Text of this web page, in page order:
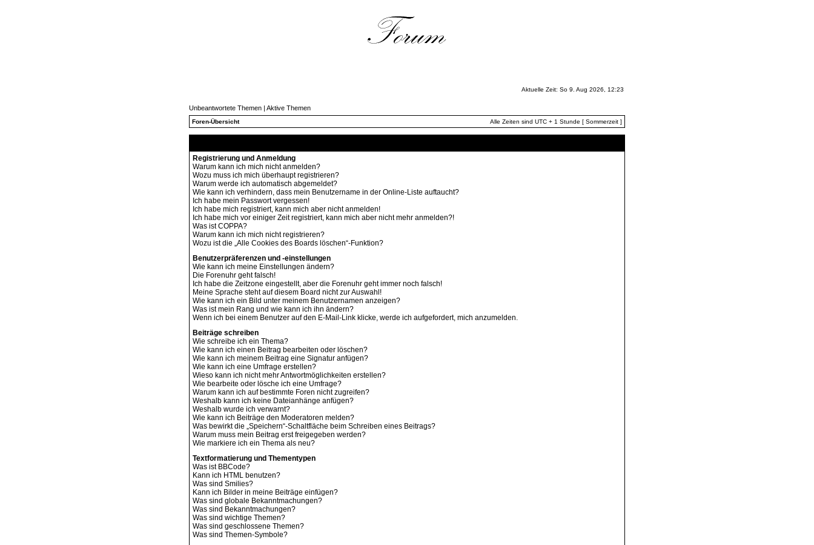
Aktuelle Zeit: So 9. Aug 2026, 12:23
Unbeantwortete Themen | Aktive Themen
Foren-Übersicht Alle Zeiten sind UTC + 1 Stunde [ Sommerzeit ]
Registrierung und Anmeldung
Warum kann ich mich nicht anmelden?
Wozu muss ich mich überhaupt registrieren?
Warum werde ich automatisch abgemeldet?
Wie kann ich verhindern, dass mein Benutzername in der Online-Liste auftaucht?
Ich habe mein Passwort vergessen!
Ich habe mich registriert, kann mich aber nicht anmelden!
Ich habe mich vor einiger Zeit registriert, kann mich aber nicht mehr anmelden?!
Was ist COPPA?
Warum kann ich mich nicht registrieren?
Wozu ist die „Alle Cookies des Boards löschen“-Funktion?
Benutzerpräferenzen und -einstellungen
Wie kann ich meine Einstellungen ändern?
Die Forenuhr geht falsch!
Ich habe die Zeitzone eingestellt, aber die Forenuhr geht immer noch falsch!
Meine Sprache steht auf diesem Board nicht zur Auswahl!
Wie kann ich ein Bild unter meinem Benutzernamen anzeigen?
Was ist mein Rang und wie kann ich ihn ändern?
Wenn ich bei einem Benutzer auf den E-Mail-Link klicke, werde ich aufgefordert, mich anzumelden.
Beiträge schreiben
Wie schreibe ich ein Thema?
Wie kann ich einen Beitrag bearbeiten oder löschen?
Wie kann ich meinem Beitrag eine Signatur anfügen?
Wie kann ich eine Umfrage erstellen?
Wieso kann ich nicht mehr Antwortmöglichkeiten erstellen?
Wie bearbeite oder lösche ich eine Umfrage?
Warum kann ich auf bestimmte Foren nicht zugreifen?
Weshalb kann ich keine Dateianhänge anfügen?
Weshalb wurde ich verwarnt?
Wie kann ich Beiträge den Moderatoren melden?
Was bewirkt die „Speichern“-Schaltfläche beim Schreiben eines Beitrags?
Warum muss mein Beitrag erst freigegeben werden?
Wie markiere ich ein Thema als neu?
Textformatierung und Thementypen
Was ist BBCode?
Kann ich HTML benutzen?
Was sind Smilies?
Kann ich Bilder in meine Beiträge einfügen?
Was sind globale Bekanntmachungen?
Was sind Bekanntmachungen?
Was sind wichtige Themen?
Was sind geschlossene Themen?
Was sind Themen-Symbole?